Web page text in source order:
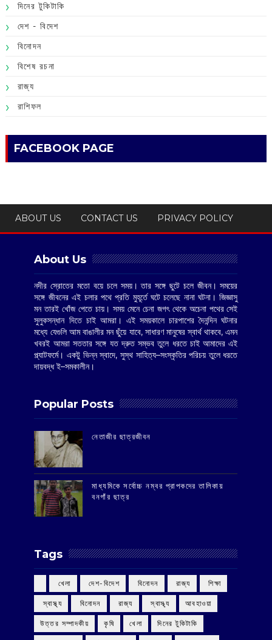
দিনের টুকিটাকি
দেশ - বিদেশ
বিনোদন
বিশেষ রচনা
রাজ্য
রাশিফল
FACEBOOK PAGE
ABOUT US CONTACT US PRIVACY POLICY
About Us
নদীর স্রোতের মতো বয়ে চলে সময়। তার সঙ্গে ছুটে চলে জীবন। সময়ের
সঙ্গে জীবনের এই চলার পথে প্রতি মুহূর্তে ঘটে চলেছে নানা ঘটনা। জিজ্ঞাসু
মন তারই খোঁজ পেতে চায়। সময় মেনে চেনা জগৎ থেকে অচেনা পথের সেই
সুলুকসন্ধান দিতে চাই আমরা। এই সময়কালে চারপাশের দৈনন্দিন ঘটনার
মধ্যে যেগুলি আম বাঙালীর মন ছুঁয়ে যাবে, সাধারণ মানুষের স্বার্থ থাকবে, এমন
খবরই আমরা সততার সঙ্গে যত দ্রুত সম্ভব তুলে ধরতে চাই আমাদের এই
প্ল্যাটফর্মে। একটু ভিন্ন স্বাদে, সুস্থ সাহিত্য–সংস্কৃতির পরিচয় তুলে ধরতে
দায়বদ্ধ ই–সমকালীন।
Popular Posts
‌নেতাজীর ছাত্রজীবন
মাধ্যমিকে সর্বোচ্চ নম্বর প্রাপকদের তালিকায়
বনগাঁর ছাত্র
Tags
‌ খেলা ‌ দেশ-বিদেশ ‌ বিনোদন ‌ রাজ্য ‌ শিক্ষা
‌ স্বাস্থ্য ‌ বিনোদন ‌ রাজ্য ‌ স্বাস্থ্য আবহাওয়া
উত্তর সম্পাদকীয় কৃষি খেলা দিনের টুকিটাকি